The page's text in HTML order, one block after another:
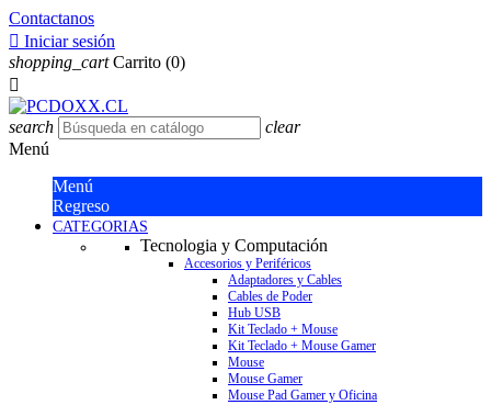
Contactanos
 Iniciar sesión
shopping_cart Carrito (0)

search
clear
Menú
Menú
Regreso
CATEGORIAS
Tecnologia y Computación
Accesorios y Periféricos
Adaptadores y Cables
Cables de Poder
Hub USB
Kit Teclado + Mouse
Kit Teclado + Mouse Gamer
Mouse
Mouse Gamer
Mouse Pad Gamer y Oficina